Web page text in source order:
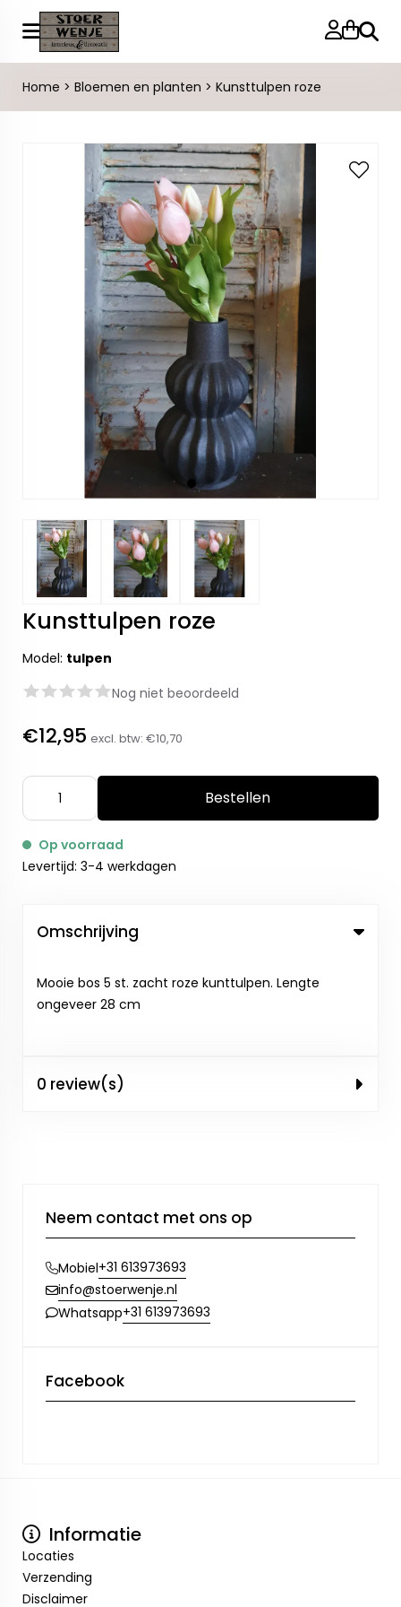
Home > Bloemen en planten > Kunsttulpen roze
Kunsttulpen roze
Model: tulpen
Nog niet beoordeeld
€12,95 excl. btw: €10,70
Bestellen
Op voorraad
Levertijd: 3-4 werkdagen
Omschrijving
Mooie bos 5 st. zacht roze kunttulpen. Lengte
ongeveer 28 cm
0 review(s)
Neem contact met ons op
Mobiel+31 613973693
info@stoerwenje.nl
Whatsapp+31 613973693
Facebook
Informatie
Locaties
Verzending
Disclaimer